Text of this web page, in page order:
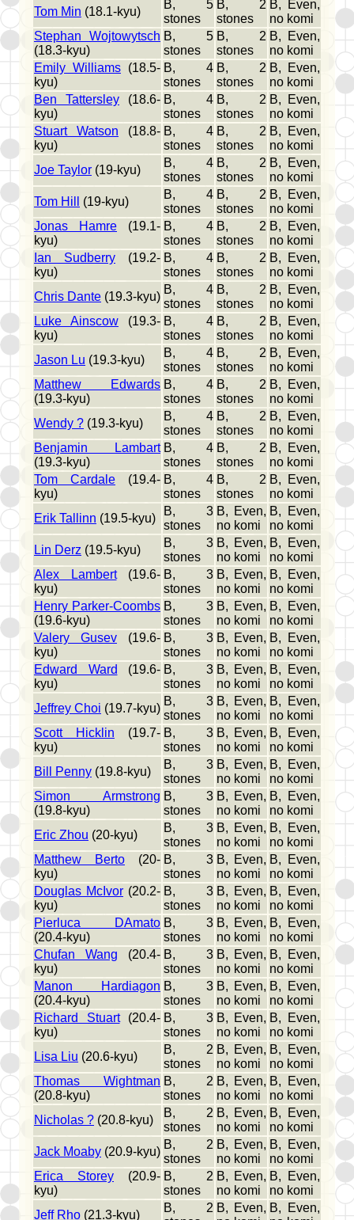
Tom Min (18.1-kyu)
B, 5
stones
B, 2
stones
B, Even,
no komi
Stephan Wojtowytsch
(18.3-kyu)
B, 5
stones
B, 2
stones
B, Even,
no komi
Emily Williams (18.5-
kyu)
B, 4
stones
B, 2
stones
B, Even,
no komi
Ben Tattersley (18.6-
kyu)
B, 4
stones
B, 2
stones
B, Even,
no komi
Stuart Watson (18.8-
kyu)
B, 4
stones
B, 2
stones
B, Even,
no komi
Joe Taylor (19-kyu)
B, 4
stones
B, 2
stones
B, Even,
no komi
Tom Hill
(19-kyu)
B, 4
stones
B, 2
stones
B, Even,
no komi
Jonas Hamre (19.1-
kyu)
B, 4
stones
B, 2
stones
B, Even,
no komi
Ian Sudberry (19.2-
kyu)
B, 4
stones
B, 2
stones
B, Even,
no komi
Chris Dante (19.3-kyu)
B, 4
stones
B, 2
stones
B, Even,
no komi
Luke Ainscow (19.3-
kyu)
B, 4
stones
B, 2
stones
B, Even,
no komi
Jason Lu (19.3-kyu)
B, 4
stones
B, 2
stones
B, Even,
no komi
Matthew Edwards
(19.3-kyu)
B, 4
stones
B, 2
stones
B, Even,
no komi
Wendy ? (19.3-kyu)
B, 4
stones
B, 2
stones
B, Even,
no komi
Benjamin Lambart
(19.3-kyu)
B, 4
stones
B, 2
stones
B, Even,
no komi
Tom Cardale (19.4-
kyu)
B, 4
stones
B, 2
stones
B, Even,
no komi
Erik Tallinn (19.5-kyu)
B, 3
stones
B, Even,
no komi
B, Even,
no komi
Lin Derz (19.5-kyu)
B, 3
stones
B, Even,
no komi
B, Even,
no komi
Alex Lambert(19.6-
kyu)
B, 3
stones
B, Even,
no komi
B, Even,
no komi
Henry Parker-Coombs
(19.6-kyu)
B, 3
stones
B, Even,
no komi
B, Even,
no komi
Valery Gusev (19.6-
kyu)
B, 3
stones
B, Even,
no komi
B, Even,
no komi
Edward Ward (19.6-
kyu)
B, 3
stones
B, Even,
no komi
B, Even,
no komi
Jeffrey Choi (19.7-kyu)
B, 3
stones
B, Even,
no komi
B, Even,
no komi
Scott Hicklin (19.7-
kyu)
B, 3
stones
B, Even,
no komi
B, Even,
no komi
Bill Penny (19.8-kyu)
B, 3
stones
B, Even,
no komi
B, Even,
no komi
Simon Armstrong
(19.8-kyu)
B, 3
stones
B, Even,
no komi
B, Even,
no komi
Eric Zhou (20-kyu)
B, 3
stones
B, Even,
no komi
B, Even,
no komi
Matthew Berto (20-
kyu)
B, 3
stones
B, Even,
no komi
B, Even,
no komi
Douglas McIvor (20.2-
kyu)
B, 3
stones
B, Even,
no komi
B, Even,
no komi
Pierluca DAmato
(20.4-kyu)
B, 3
stones
B, Even,
no komi
B, Even,
no komi
Chufan Wang (20.4-
kyu)
B, 3
stones
B, Even,
no komi
B, Even,
no komi
Manon Hardiagon
(20.4-kyu)
B, 3
stones
B, Even,
no komi
B, Even,
no komi
Richard Stuart(20.4-
kyu)
B, 3
stones
B, Even,
no komi
B, Even,
no komi
Lisa Liu (20.6-kyu)
B, 2
stones
B, Even,
no komi
B, Even,
no komi
Thomas Wightman
(20.8-kyu)
B, 2
stones
B, Even,
no komi
B, Even,
no komi
Nicholas ? (20.8-kyu)
B, 2
stones
B, Even,
no komi
B, Even,
no komi
Jack Moaby (20.9-kyu)
B, 2
stones
B, Even,
no komi
B, Even,
no komi
Erica Storey (20.9-
kyu)
B, 2
stones
B, Even,
no komi
B, Even,
no komi
Jeff Rho (21.3-kyu)
B, 2 B, Even, B, Even,